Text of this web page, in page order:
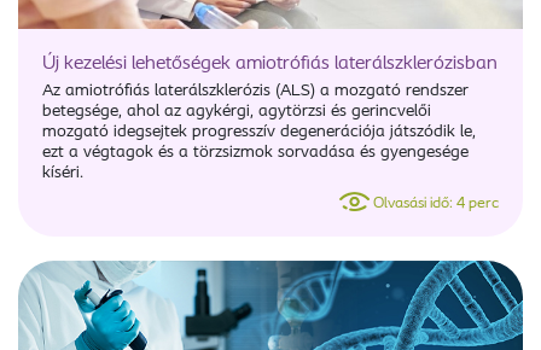
Új kezelési lehetőségek amiotrófiás laterálszklerózisban
Az amiotrófiás laterálszklerózis (ALS) a mozgató rendszer
betegsége, ahol az agykérgi, agytörzsi és gerincvelői
mozgató idegsejtek progresszív degenerációja játszódik le,
ezt a végtagok és a törzsizmok sorvadása és gyengesége
kíséri.
Olvasási idő: 4 perc